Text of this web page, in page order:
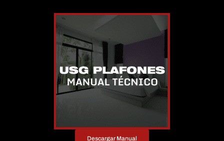
Descargar Manual